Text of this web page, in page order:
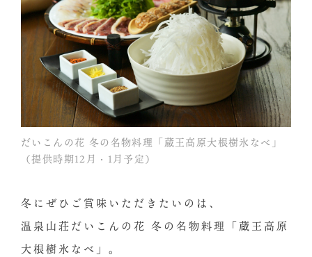
だいこんの花 冬の名物料理「蔵王高原大根樹氷なべ」
（提供時期12月・1月予定）
冬にぜひご賞味いただきたいのは、
温泉山荘だいこんの花 冬の名物料理「蔵王高原
大根樹氷なべ」。